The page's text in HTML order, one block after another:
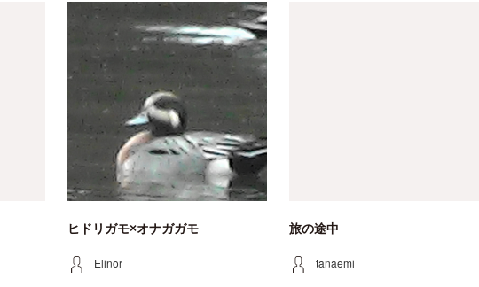
ヒドリガモ×オナガガモ
Elinor
旅の途中
tanaemi